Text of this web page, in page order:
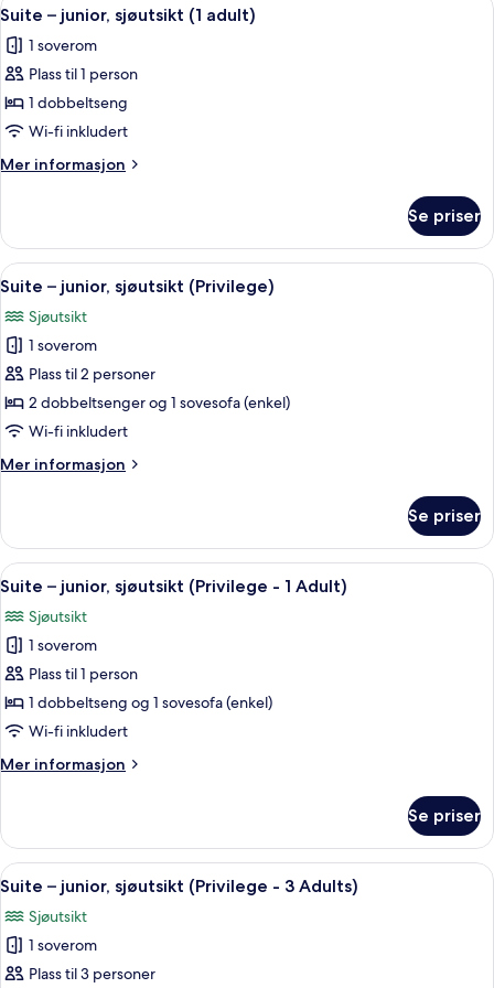
(1
alle
bildene
av
Suite
–
junior,
sjøutsikt
adult)
6
Suite – junior, sjøutsikt (1 adult)
1 soverom
Plass til 1 person
1 dobbeltseng
Wi-fi inkludert
Mer informasjon
Mer
–
junior,
sjøutsikt
adult)
Se priser
Åpne
alle
bildene
av
Suite
–
junior,
(Privilege)
Safe på rommet, skrivebord,
5
Suite – junior, sjøutsikt (Privilege)
Sjøutsikt
1 soverom
Plass til 2 personer
2 dobbeltsenger og 1 sovesofa (enkel)
Wi-fi inkludert
Mer informasjon
Mer
–
junior,
sjøutsikt
(Privilege)
Se priser
Åpne
alle
bildene
av
Suite
–
junior,
(Privilege
Adult)
Safe på rommet, skrivebord,
5
Suite – junior, sjøutsikt (Privilege - 1 Adult)
Sjøutsikt
1 soverom
Plass til 1 person
1 dobbeltseng og 1 sovesofa (enkel)
Wi-fi inkludert
Mer informasjon
Mer
–
junior,
sjøutsikt
(Privilege
-
Se priser
Åpne
alle
bildene
av
Suite
Safe på rommet, skrivebord,
5
Suite – junior, sjøutsikt (Privilege - 3 Adults)
Sjøutsikt
1 soverom
Plass til 3 personer